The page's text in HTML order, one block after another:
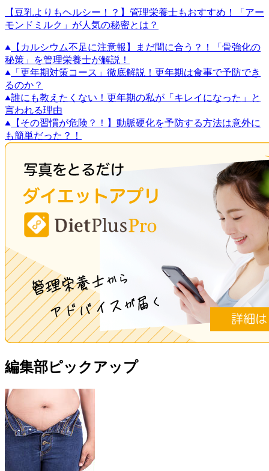
【豆乳よりもヘルシー！？】管理栄養士もおすすめ！「アー
モンドミルク」が人気の秘密とは？
【カルシウム不足に注意報】まだ間に合う？！「骨強化の
秘策」を管理栄養士が解説！
「更年期対策コース」徹底解説！更年期は食事で予防でき
るのか？
誰にも教えたくない！更年期の私が「キレイになった」と
言われる理由
【その習慣が危険？！】動脈硬化を予防する方法は意外に
も簡単だった？！
編集部ピックアップ